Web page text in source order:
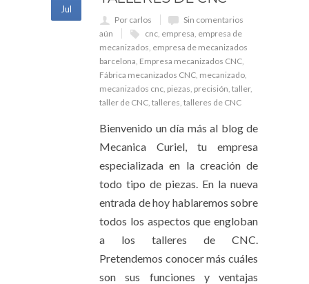
Jul
Por carlos
Sin comentarios
aún
cnc empresa empresa de
mecanizados empresa de mecanizados
barcelona Empresa mecanizados CNC
Fábrica mecanizados CNC mecanizado
mecanizados cnc piezas precisión taller,
taller de CNC talleres talleres de CNC
Bienvenido un día más al blog de
Mecanica Curiel, tu empresa
especializada en la creación de
todo tipo de piezas. En la nueva
entrada de hoy hablaremos sobre
todos los aspectos que engloban
a los talleres de CNC.
Pretendemos conocer más cuáles
son sus funciones y ventajas